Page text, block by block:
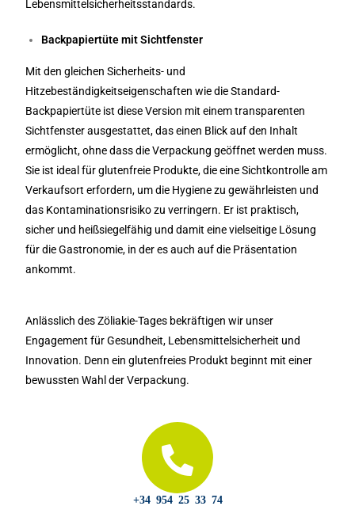
Lebensmittelsicherheitsstandards.
Backpapiertüte mit Sichtfenster
Mit den gleichen Sicherheits- und
Hitzebeständigkeitseigenschaften wie die Standard-
Backpapiertüte ist diese Version mit einem transparenten
Sichtfenster ausgestattet, das einen Blick auf den Inhalt
ermöglicht, ohne dass die Verpackung geöffnet werden muss.
Sie ist ideal für glutenfreie Produkte, die eine Sichtkontrolle am
Verkaufsort erfordern, um die Hygiene zu gewährleisten und
das Kontaminationsrisiko zu verringern. Er ist praktisch,
sicher und heißsiegelfähig und damit eine vielseitige Lösung
für die Gastronomie, in der es auch auf die Präsentation
ankommt.
Anlässlich des Zöliakie-Tages bekräftigen wir unser
Engagement für Gesundheit, Lebensmittelsicherheit und
Innovation. Denn ein glutenfreies Produkt beginnt mit einer
bewussten Wahl der Verpackung.
+34 954 25 33 74